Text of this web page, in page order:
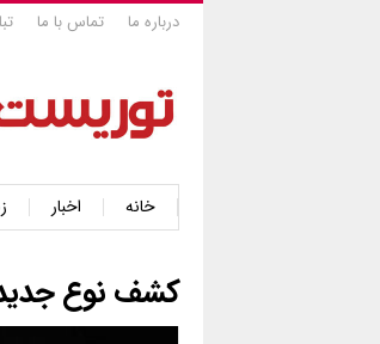
درباره ما تماس با ما
خانه اخبار
کشف نوع